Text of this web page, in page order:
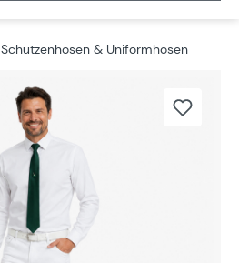
Schützenhosen & Uniformhosen